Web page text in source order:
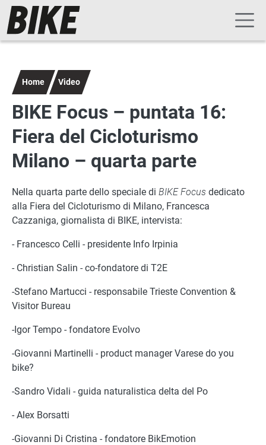
Salta al contenuto principale
Navigazione principale
Home Video
BIKE Focus – puntata 16:
Fiera del Cicloturismo
Milano – quarta parte
Nella quarta parte dello speciale di BIKE Focus dedicato
alla Fiera del Cicloturismo di Milano, Francesca
Cazzaniga, giornalista di BIKE, intervista:
- Francesco Celli - presidente Info Irpinia
- Christian Salin - co-fondatore di T2E
-Stefano Martucci - responsabile Trieste Convention &
Visitor Bureau
-Igor Tempo - fondatore Evolvo
-Giovanni Martinelli - product manager Varese do you
bike?
-Sandro Vidali - guida naturalistica delta del Po
- Alex Borsatti
-Giovanni Di Cristina - fondatore BikEmotion